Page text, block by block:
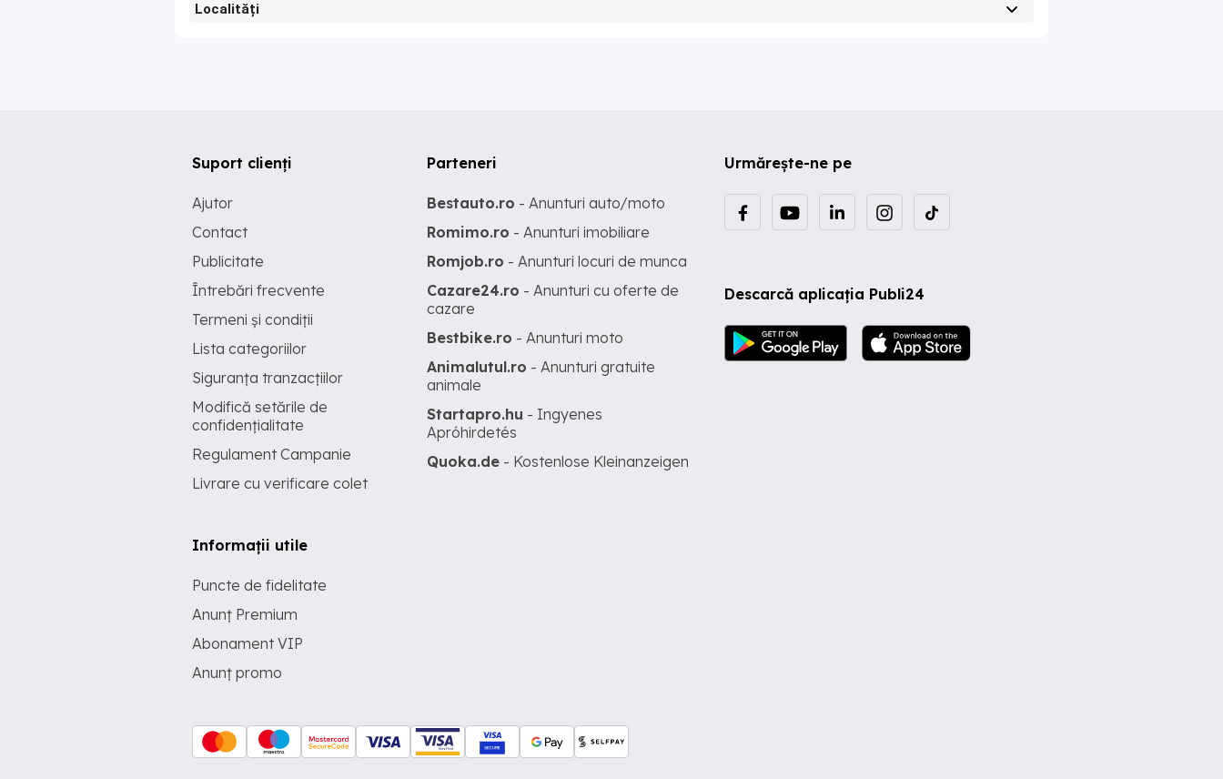
Localități
Urmărește-ne pe
Descarcă aplicația Publi24
Suport clienți
Ajutor
Contact
Publicitate
Întrebări frecvente
Termeni și condiții
Lista categoriilor
Siguranța tranzacțiilor
Modifică setările de
confidențialitate
Regulament Campanie
Livrare cu verificare colet
Informații utile
Puncte de fidelitate
Anunț Premium
Abonament VIP
Anunț promo
Parteneri
Bestauto.ro - Anunturi auto/moto
Romimo.ro - Anunturi imobiliare
Romjob.ro - Anunturi locuri de munca
Cazare24.ro - Anunturi cu oferte de
cazare
Bestbike.ro - Anunturi moto
Animalutul.ro - Anunturi gratuite
animale
Startapro.hu - Ingyenes
Apróhirdetés
Quoka.de - Kostenlose Kleinanzeigen